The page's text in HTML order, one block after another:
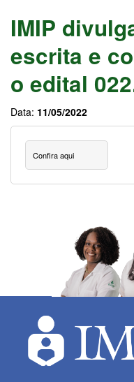
IMIP
escrita e
o edital
Data: 11/05/2022
Confira aqui